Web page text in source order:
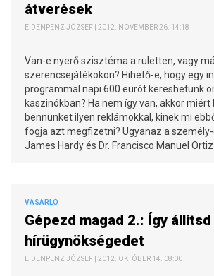
átverések
EIDENPENZ JÓZSEF | 2012. NOVEMBER 26. 14:18
Van-e nyerő szisztéma a ruletten, vagy
szerencsejátékokon? Hihető-e, hogy egy
programmal napi 600 eurót kereshetünk
kaszinókban? Ha nem így van, akkor
bennünket ilyen reklámokkal, kinek mi
fogja azt megfizetni? Ugyanaz a személy-
James Hardy és Dr. Francisco Manuel
VÁSÁRLÓ
Gépezd magad 2.: Így
hírügynökségedet
EIDENPENZ JÓZSEF | 2012. OKTÓBER 14. 08:00